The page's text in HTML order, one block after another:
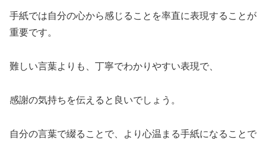
手紙では自分の心から感じることを率直に表現することが
重要です。
難しい言葉よりも、丁寧でわかりやすい表現で、
感謝の気持ちを伝えると良いでしょう。
自分の言葉で綴ることで、より心温まる手紙になることで